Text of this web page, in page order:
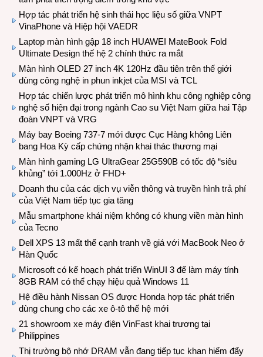
Hợp tác phát triển hệ sinh thái học liệu số giữa VNPT
VinaPhone và Hiệp hội VAEDR
Laptop màn hình gập 18 inch HUAWEI MateBook Fold
Ultimate Design thế hệ 2 chính thức ra mắt
Màn hình OLED 27 inch 4K 120Hz đầu tiên trên thế giới
dùng công nghệ in phun inkjet của MSI và TCL
Hợp tác chiến lược phát triển mô hình khu công nghiệp công
nghệ số hiện đại trong ngành Cao su Việt Nam giữa hai Tập
đoàn VNPT và VRG
Máy bay Boeing 737-7 mới được Cục Hàng không Liên
bang Hoa Kỳ cấp chứng nhận khai thác thương mại
Màn hình gaming LG UltraGear 25G590B có tốc độ “siêu
khủng” tới 1.000Hz ở FHD+
Doanh thu của các dịch vụ viễn thông và truyền hình trả phí
của Việt Nam tiếp tục gia tăng
Mẫu smartphone khái niệm không có khung viền màn hình
của Tecno
Dell XPS 13 mất thế cạnh tranh về giá với MacBook Neo ở
Hàn Quốc
Microsoft có kế hoạch phát triển WinUI 3 để làm máy tính
8GB RAM có thể chạy hiệu quả Windows 11
Hệ điều hành Nissan OS được Honda hợp tác phát triển
dùng chung cho các xe ô-tô thế hệ mới
21 showroom xe máy điện VinFast khai trương tại
Philippines
Thị trường bộ nhớ DRAM vẫn đang tiếp tục khan hiếm đẩy